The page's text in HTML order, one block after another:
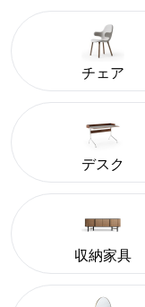
チェア
デスク
収納家具